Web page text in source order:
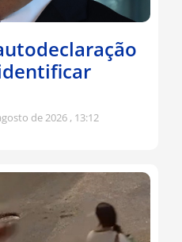
de 2026 13:12